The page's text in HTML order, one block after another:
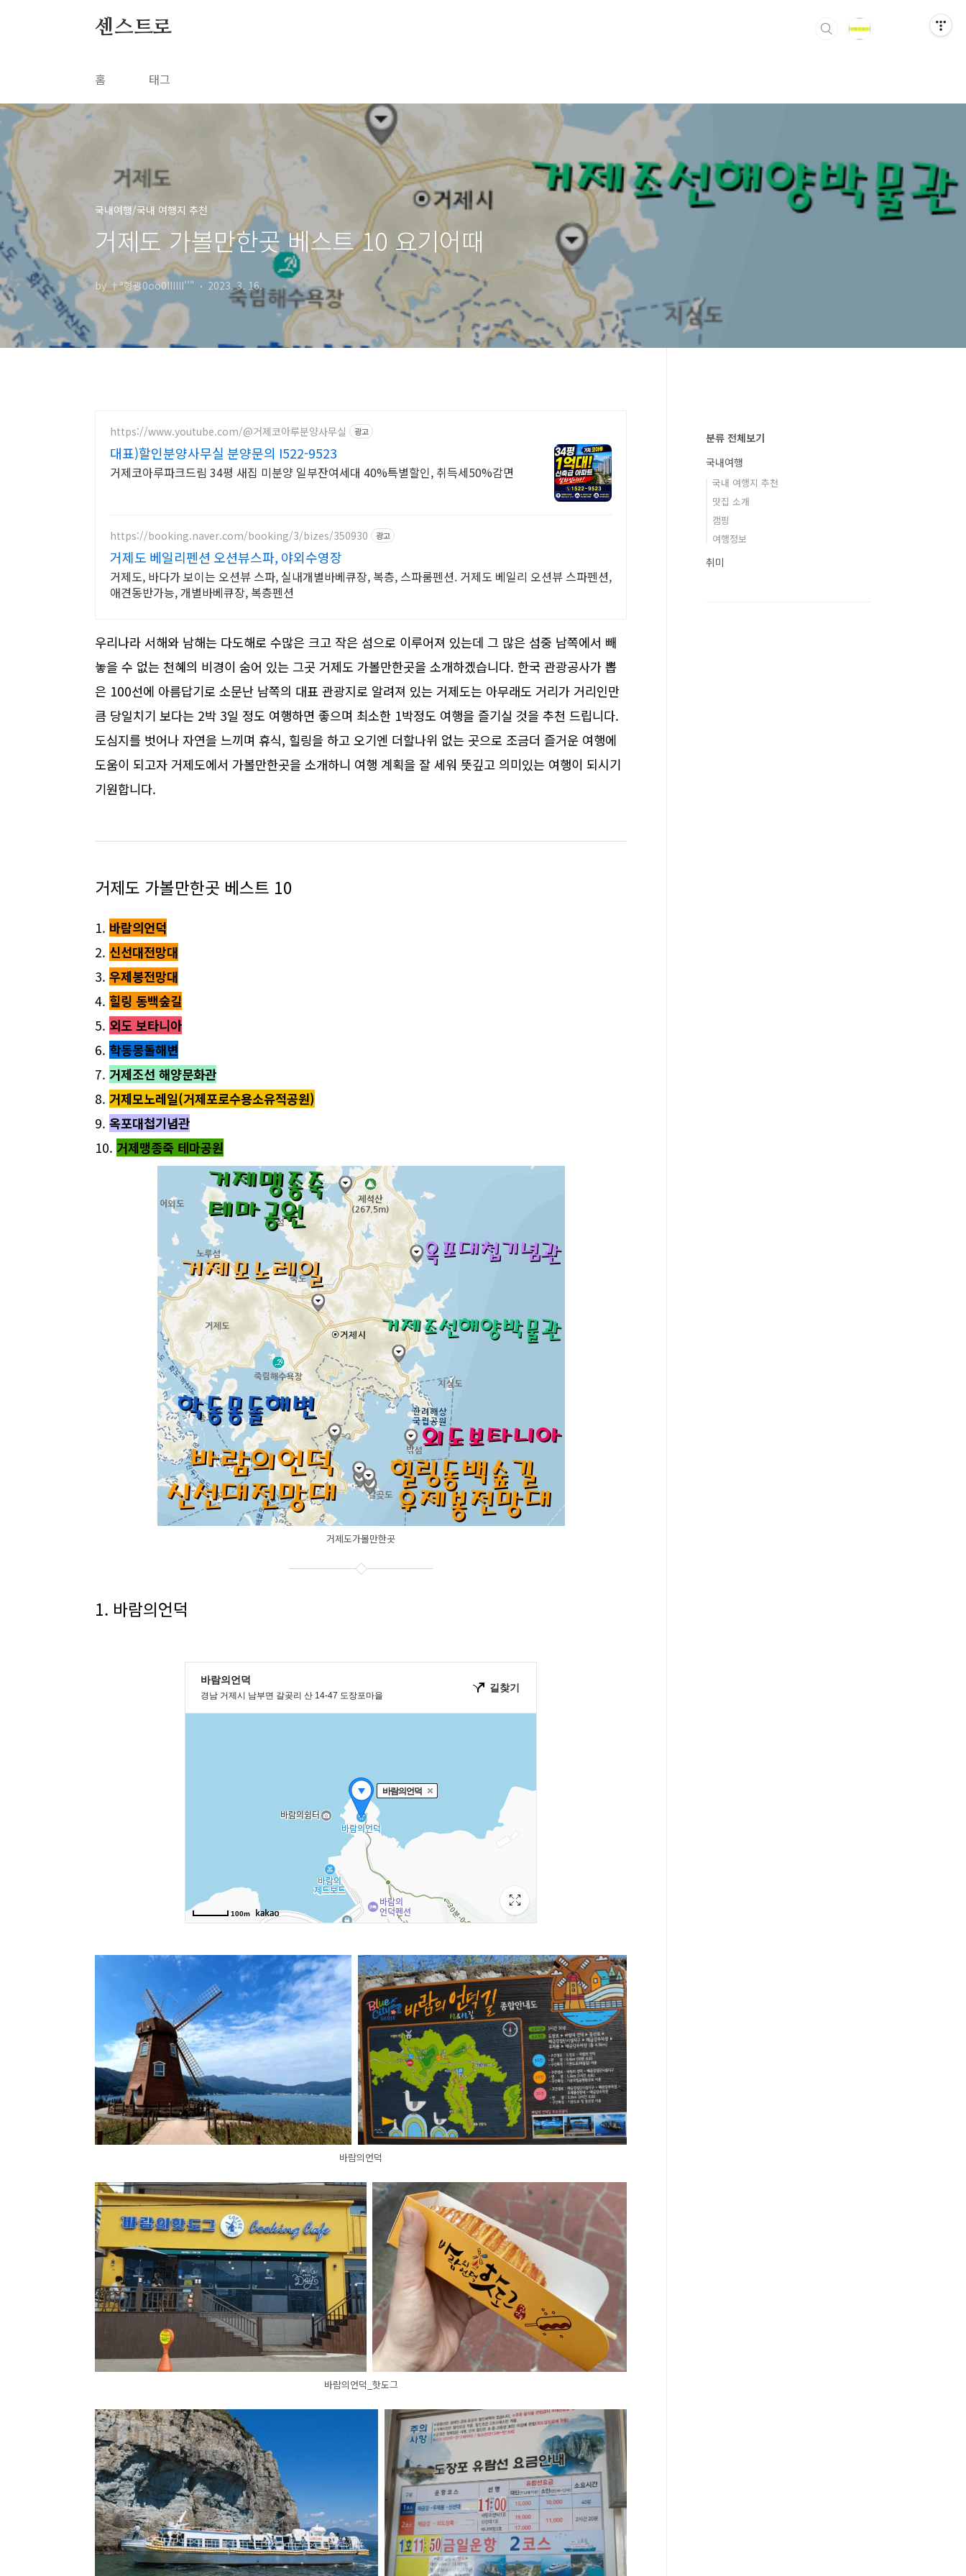
센스트로
홈 태그
국내여행/국내 여행지 추천
거제도 가볼만한곳 베스트 10 요기어때
by †ª형광0oo0lIIllI''" 2023. 3. 16.
https://www.youtube.com/@거제코아루분양사무실 광고
대표)할인분양사무실 분양문의 I522-9523
거제코아루파크드림 34평 새집 미분양 일부잔여세대 40%특별할인, 취득세50%감면
https://booking.naver.com/booking/3/bizes/350930 광고
거제도 베일리펜션 오션뷰스파, 야외수영장
거제도, 바다가 보이는 오션뷰 스파, 실내개별바베큐장, 복층, 스파룸펜션. 거제도 베일리 오션뷰 스파펜션,
애견동반가능, 개별바베큐장, 복층펜션
우리나라 서해와 남해는 다도해로 수많은 크고 작은 섬으로 이루어져 있는데 그 많은 섬중 남쪽에서 빼
놓을 수 없는 천혜의 비경이 숨어 있는 그곳 거제도 가볼만한곳을 소개하겠습니다. 한국 관광공사가 뽑
은 100선에 아름답기로 소문난 남쪽의 대표 관광지로 알려져 있는 거제도는 아무래도 거리가 거리인만
큼 당일치기 보다는 2박 3일 정도 여행하면 좋으며 최소한 1박정도 여행을 즐기실 것을 추천 드립니다.
도심지를 벗어나 자연을 느끼며 휴식, 힐링을 하고 오기엔 더할나위 없는 곳으로 조금더 즐거운 여행에
도움이 되고자 거제도에서 가볼만한곳을 소개하니 여행 계획을 잘 세워 뜻깊고 의미있는 여행이 되시기
기원합니다.
거제도 가볼만한곳 베스트 10
1. 바람의언덕
2. 신선대전망대
3. 우제봉전망대
4. 힐링 동백숲길
5. 외도 보타니아
6. 학동몽돌해변
7. 거제조선 해양문화관
8. 거제모노레일(거제포로수용소유적공원)
9. 옥포대첩기념관
10. 거제맹종죽 테마공원
거제도가볼만한곳
1. 바람의언덕
바람의언덕
바람의언덕_핫도그
분류 전체보기
국내여행
국내 여행지 추천
맛집 소개
캠핑
여행정보
취미